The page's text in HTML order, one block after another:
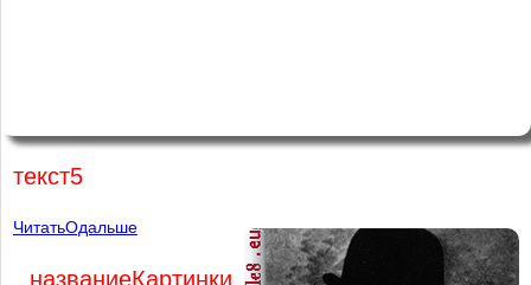
текст5
ЧитатьОдальше
названиеКартинки